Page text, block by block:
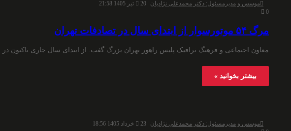
موسس و مدیرمسئول: دکتر محمدعلی نژادیان
20 تیر 1405 21:58
0
مرگ ۵۴ موتورسوار از ابتدای سال در تصادفات تهران
معاون اجتماعی و فرهنگ ترافیک پلیس راهور تهران بزرگ گفت: از ابتدای سال جاری تاکنون در پایتخت ۱۲۳
بیشتر بخوانید »
موسس و مدیرمسئول: دکتر محمدعلی نژادیان
23 خرداد 1405 18:56